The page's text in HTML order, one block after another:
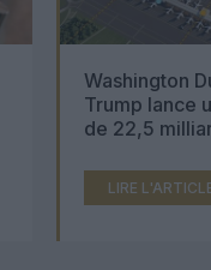
Washington
Trump lance
de 22,5
LIRE